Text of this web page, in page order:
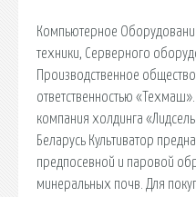
Компьютерное
техники, Серверного
Производственное
ответственностью
компания холдинга
Беларусь Культиватор
предпосевной и паровой
минеральных почв. Для